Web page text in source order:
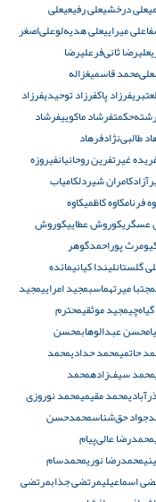
علی درخشیعلی رفیعیعلی
علی میراییعلی هدیه‌لوعلی‌اصغر
علیرضا ثانی‌فرعلیرضا
علی‌محمد قاسمیغزاله
فرزاد پاکفرزاد توحیدیفرزاد
فرشاد ماکوییفرشاد
طالبی‌نژادفرهاد
غیرتفرین روحانیانفیروزه
کامران شیردلکامیاب
فرنامکاوه کاظمیکاوه
عسگریکوروش عطاییکوروش
پوراحمدگوهر
گلستانلیندا کیانیمائده
مجتبا میرتهماسبمجید امراییمجید
مجید موثقیمحترم
محسن عبدالوهابمحسن
حاتمیمحمد حدادیمحمد
محمد سیف‌زادهمحمد
محمد مقیمیمحمد نوروزی
حق‌شناسمحمدحسن
محمدرضا عالی‌پیام
محمدرضا نوریمحمدسام
اسماعیلیمرتضی جذابمرتضی